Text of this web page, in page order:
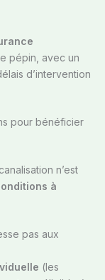
pépin, avec un
d’intervention
pour bénéficier
n’est
à
pas aux
(les